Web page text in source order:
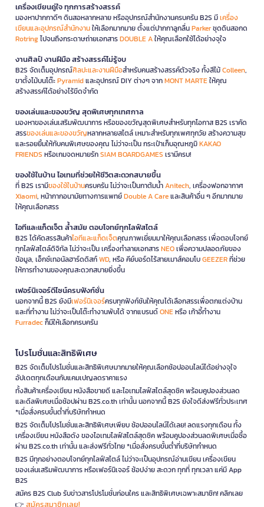
เครื่องเขียนคู่ใจ ทุกการสร้างสรรค์
มองหาปากกาดีๆ ดินสอหลากหลาย หรืออุปกรณ์สำนักงานครบครัน B2S มีเครื่อง
เขียนและอุปกรณ์สำนักงานให้เลือกมากมาย ตั้งแต่ปากกาลูกลื่นParkerชุดดินสอกด
Rotringไปจนถึงกระดาษถ่ายเอกสารDOUBLE Aให้คุณเลือกใช้ได้อย่างจุใจ
งานศิลป์ งานฝีมือ สร้างสรรค์ไม่รู้จบ
B2S จัดเต็มอุปกรณ์ศิลปะและงานฝีมือสำหรับคนสร้างสรรค์ตัวจริง ทั้งสีไม้Colleen,
ขาตั้งไม้บนโต๊ะPyramidและอุปกรณ์ DIY ต่างๆ จากMONT MARTEให้คุณ
สร้างสรรค์ได้อย่างไร้ขีดจำกัด
ของเล่นและของขวัญ สุดพิเศษทุกเทศกาล
มองหาของเล่นเสริมพัฒนาการ หรือของขวัญสุดพิเศษสำหรับทุกโอกาส B2S เราคัด
สรรของเล่นและของขวัญหลากหลายสไตล์ เหมาะสำหรับทุกเพศทุกวัย สร้างความสุข
และรอยยิ้มให้กับคนพิเศษของคุณ ไม่ว่าจะเป็น กระเป๋าเก็บอุณหภูมิKAKAO
FRIENDS หรือเกมจดหมายรักSIAM BOARDGAMES เรามีครบ!
ของใช้ในบ้าน ไอเทมที่ช่วยให้ชีวิตสะดวกสบายขึ้น
ที่ B2S เรามีของใช้ในบ้านครบครัน ไม่ว่าจะเป็นกาต้มน้ำAnitech, เครื่องฟอกอากาศ
Xiaomi, หน้ากากอนามัยทางการแพทย์Double A Careและสินค้าอื่น ๆ อีกมากมาย
ให้คุณเลือกสรร
ไอทีและแก็ดเจ็ต ล้ำสมัย ตอบโจทย์ทุกไลฟ์สไตล์
B2S ได้คัดสรรสินค้าไอทีและแก็ดเจ็ตคุณภาพเยี่ยมมาให้คุณเลือกสรร เพื่อตอบโจทย์
ทุกไลฟ์สไตล์ดิจิทัล ไม่ว่าจะเป็น เครื่องทำลายเอกสารNEOเพื่อความปลอดภัยของ
ข้อมูล, เอ็กซ์เทอนัลฮาร์ดดิสก์WD, หรือ คีย์บอร์ดไร้สายเมาส์คอมโบGEEZERที่ช่วย
ให้การทำงานของคุณสะดวกสบายยิ่งขึ้น
เฟอร์นิเจอร์ดีไซน์ครบฟังก์ชั่น
นอกจากนี้ B2S ยังมีเฟอร์นิเจอร์ครบทุกฟังก์ชันให้คุณได้เลือกสรรเพื่อตกแต่งบ้าน
และที่ทำงาน ไม่ว่าจะเป็นโต๊ะทำงานพับได้ จากแบรนด์ONEหรือ เก้าอี้ทำงาน
Furradecก็มีให้เลือกครบครัน
โปรโมชั่นและสิทธิพิเศษ
B2S จัดเต็มโปรโมชั่นและสิทธิพิเศษมากมายให้คุณเลือกช้อปออนไลน์ได้อย่างจุใจ
อัปเดตทุกเดือนกับแคมเปญลดราคาแรง
ทั้งสินค้าเครื่องเขียน หนังสือขายดี และไอเทมไลฟ์สไตล์สุดชิค พร้อมคูปองส่วนลด
และดีลพิเศษเมื่อช้อปผ่าน B2S.co.th เท่านั้น นอกจากนี้ B2S ยังใจดีส่งฟรีทั่วประเทศ
*เมื่อสั่งครบขั้นต่ำที่บริษัทกำหนด
B2S จัดเต็มโปรโมชั่นและสิทธิพิเศษเพียบ ช้อปออนไลน์ได้เลย! ลดแรงทุกเดือน ทั้ง
เครื่องเขียน หนังสือดัง ของไอเทมไลฟ์สไตล์สุดชิค พร้อมคูปองส่วนลดพิเศษเมื่อซื้อ
ผ่าน B2S.co.th เท่านั้น และส่งฟรีทั่วไทย *เมื่อสั่งครบขั้นต่ำที่บริษัทกำหนด
B2S มีทุกอย่างตอบโจทย์ทุกไลฟ์สไตล์ ไม่ว่าจะเป็นอุปกรณ์อ่านเขียน เครื่องเขียน
ของเล่นเสริมพัฒนาการ หรือเฟอร์นิเจอร์ ช้อปง่าย สะดวก ทุกที่ ทุกเวลา แค่มี App
B2S
สมัคร B2S Club รับข่าวสารโปรโมชั่นก่อนใคร และสิทธิพิเศษเฉพาะสมาชิก! คลิกเลย
👉 สมัครสมาชิกเลย!